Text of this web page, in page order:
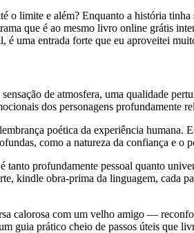
limite e além? Enquanto a história tinha
que é ao mesmo livro online grátis
é uma entrada forte que eu aproveitei
de atmosfera, uma qualidade
dos personagens profundamente
poética da experiência humana.
como a natureza da confiança e o
profundamente pessoal quanto
kindle obra-prima da linguagem, cada
calorosa com um velho amigo —
guia prático cheio de passos úteis que